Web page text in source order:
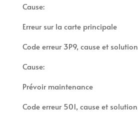
Cause:
Erreur sur la carte principale
Code erreur 3P9, cause et solution
Cause:
Prévoir maintenance
Code erreur 501, cause et solution